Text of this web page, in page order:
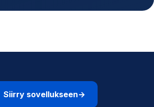
Siirry sovellukseen→